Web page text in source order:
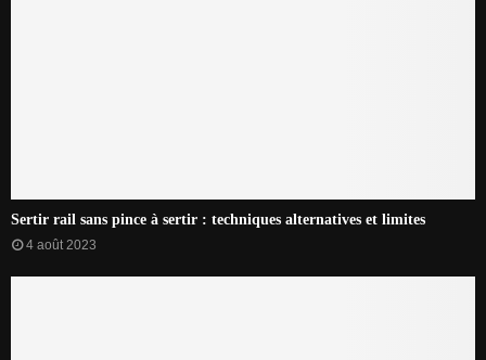
Sertir rail sans pince à sertir : techniques alternatives et limites
4 août 2023